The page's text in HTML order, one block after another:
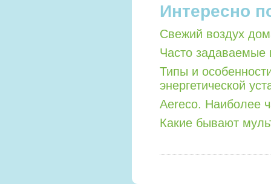
Интересно
Свежий воздух
Часто задаваемые
Типы и
энергетической
Aereco. Наиболее
Какие бывают